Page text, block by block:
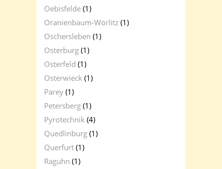
Oebisfelde (1)
Oranienbaum-Wörlitz (1)
Oschersleben (1)
Osterburg (1)
Osterfeld (1)
Osterwieck (1)
Parey (1)
Petersberg (1)
Pyrotechnik (4)
Quedlinburg (1)
Querfurt (1)
Raguhn (1)